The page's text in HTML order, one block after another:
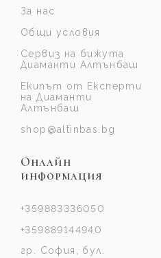
За нас
Общи условия
Сервиз на бижута
Диаманти Алтънбаш
Екипът от Експерти
на Диаманти
Алтънбаш
shop@altinbas.bg
Онлайн
информация
+359883336050
+359889144940
гр. София, бул.